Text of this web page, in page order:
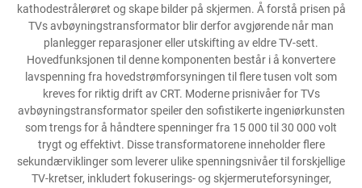
Tilfeller
Kontakt Oss
kathodestrålerøret og skape bilder på skjermen. Å forstå prisen på
TVs avbøyningstransformator blir derfor avgjørende når man
planlegger reparasjoner eller utskifting av eldre TV-sett.
Hovedfunksjonen til denne komponenten består i å konvertere
lavspenning fra hovedstrømforsyningen til flere tusen volt som
kreves for riktig drift av CRT. Moderne prisnivåer for TVs
avbøyningstransformator speiler den sofistikerte ingeniørkunsten
som trengs for å håndtere spenninger fra 15 000 til 30 000 volt
trygt og effektivt. Disse transformatorene inneholder flere
sekundærviklinger som leverer ulike spenningsnivåer til forskjellige
TV-kretser, inkludert fokuserings- og skjermeruteforsyninger,